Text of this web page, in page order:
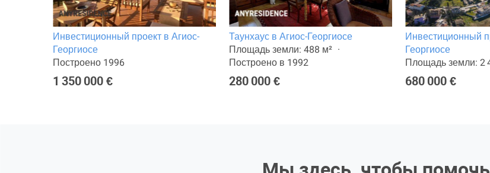
Инвестиционный проект в Агиос-
Георгиосе
Построено 1996
1 350 000 €
Таунхаус в Агиос-Георгиосе
Площадь земли: 488 м²
Построено в 1992
280 000 €
Инвестиционный
Георгиосе
Площадь земли: 2
680 000 €